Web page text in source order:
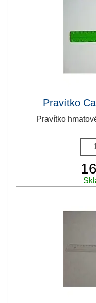
Pravítko
Pravítko